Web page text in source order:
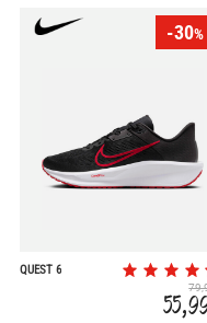
-30%
QUEST 6